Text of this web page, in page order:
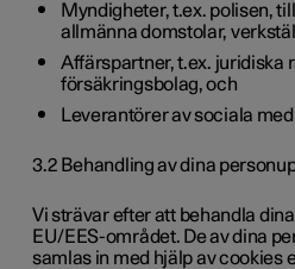
Myndigheter, t.ex. polisen,
allmänna domstolar,
Affärspartner, t.ex. juridiska
försäkringsbolag, och
Leverantörer av sociala
3.2 Behandling av dina
Vi strävar efter att behandla
EU/EES-området. De av dina
samlas in med hjälp av cookies